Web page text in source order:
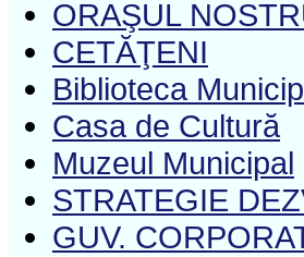
ORAŞUL
CETĂŢENI
Biblioteca
Casa de Cultură
Muzeul Municipal
STRATEGIE
GUV.